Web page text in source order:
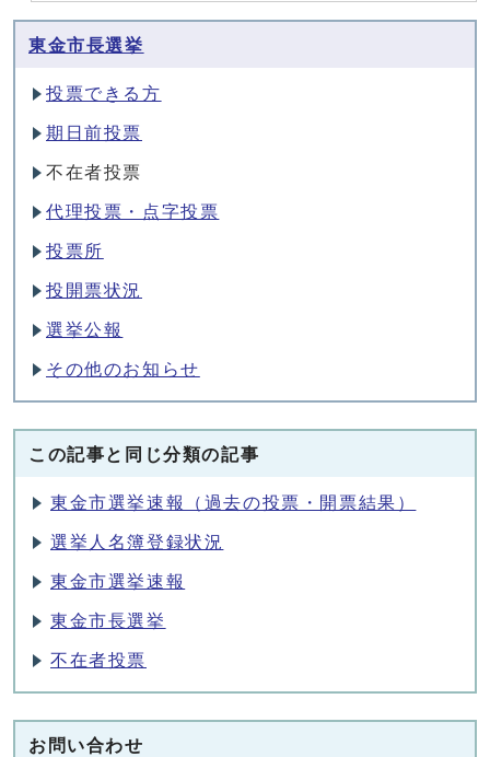
東金市長選挙
投票できる方
期日前投票
不在者投票
代理投票・点字投票
投票所
投開票状況
選挙公報
その他のお知らせ
この記事と同じ分類の記事
東金市選挙速報（過去の投票・開票結果）
選挙人名簿登録状況
東金市選挙速報
東金市長選挙
不在者投票
お問い合わせ